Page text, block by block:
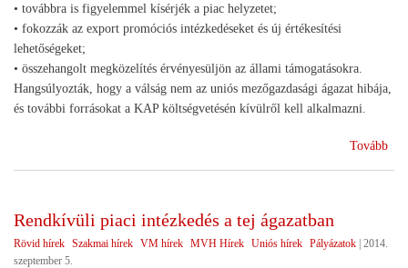
• továbbra is figyelemmel kísérjék a piac helyzetet;
• fokozzák az export promóciós intézkedéseket és új értékesítési
lehetőségeket;
• összehangolt megközelítés érvényesüljön az állami támogatásokra.
Hangsúlyozták, hogy a válság nem az uniós mezőgazdasági ágazat hibája,
és további forrásokat a KAP költségvetésén kívülről kell alkalmazni.
Tovább
Rendkívüli piaci intézkedés a tej ágazatban
Rövid hírek Szakmai hírek VM hírek MVH Hírek Uniós hírek Pályázatok | 2014.
szeptember 5.